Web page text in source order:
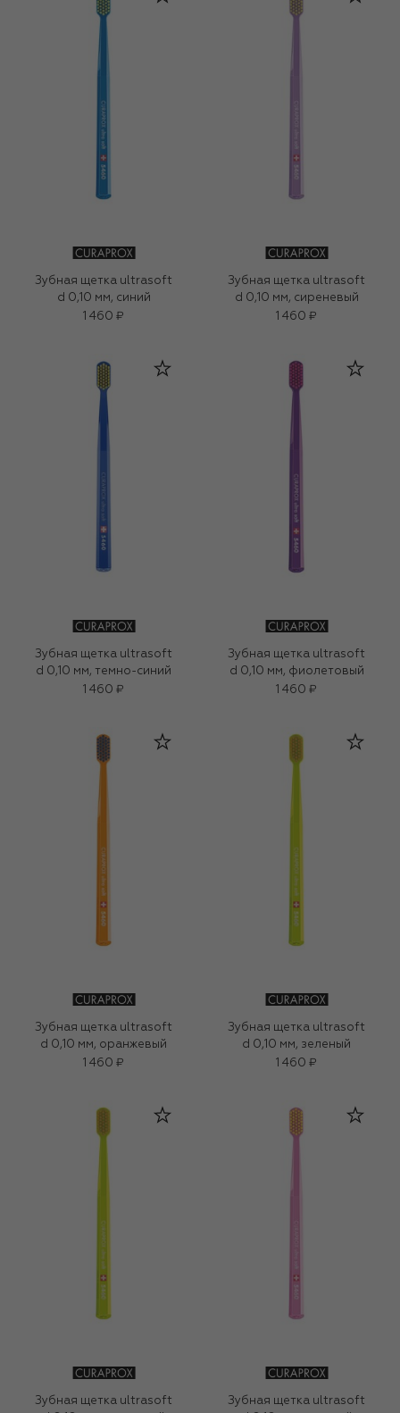
Зубная щетка ultrasoft
d 0,10 мм, синий
1 460 ₽
Зубная щетка ultrasoft
d 0,10 мм, сиреневый
1 460 ₽
Зубная щетка ultrasoft
d 0,10 мм, темно-синий
1 460 ₽
Зубная щетка ultrasoft
d 0,10 мм, фиолетовый
1 460 ₽
Зубная щетка ultrasoft
d 0,10 мм, оранжевый
1 460 ₽
Зубная щетка ultrasoft
d 0,10 мм, зеленый
1 460 ₽
Зубная щетка ultrasoft
Зубная щетка ultrasoft